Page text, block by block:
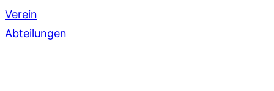
Verein
Abteilungen